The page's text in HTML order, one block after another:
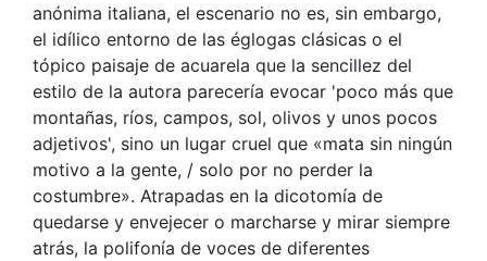
anónima italiana, el escenario no es, sin embargo,
el idílico entorno de las églogas clásicas o el
tópico paisaje de acuarela que la sencillez del
estilo de la autora parecería evocar 'poco más que
montañas, ríos, campos, sol, olivos y unos pocos
adjetivos', sino un lugar cruel que «mata sin ningún
motivo a la gente, / solo por no perder la
costumbre». Atrapadas en la dicotomía de
quedarse y envejecer o marcharse y mirar siempre
atrás, la polifonía de voces de diferentes